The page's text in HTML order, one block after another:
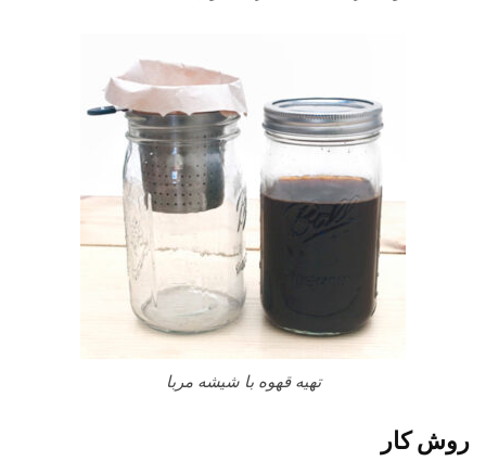
تهیه قهوه با شیشه مربا
روش کار